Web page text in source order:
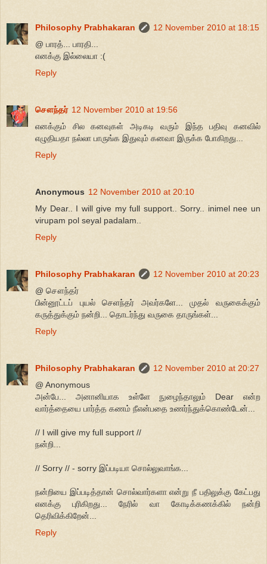
Philosophy Prabhakaran
12 November 2010 at 18:15
@ பாரத்... பாரதி...
எனக்கு இல்லையா :(
Reply
சௌந்தர் 12 November 2010 at 19:56
எனக்கும் சில கனவுகள் அடிகடி வரும் இந்த பதிவு கனவில்
எழுதியதா நல்லா பாருங்க இதுவும் கனவா இருக்க போகிறது...
Reply
Anonymous 12 November 2010 at 20:10
My Dear.. I will give my full support.. Sorry.. inimel nee un
virupam pol seyal padalam..
Reply
Philosophy Prabhakaran
12 November 2010 at 20:23
@ சௌந்தர்
பின்னூட்டப் புயல் செளந்தர் அவர்களே... முதல் வருகைக்கும்
கருத்துக்கும் நன்றி... தொடர்ந்து வருகை தாருங்கள்...
Reply
Philosophy Prabhakaran
12 November 2010 at 20:27
@ Anonymous
அன்பே... அனானியாக உள்ளே நுழைந்தாலும் Dear என்ற
வார்த்தையை பார்த்த கணம் நீஎன்பதை உணர்ந்துக்கொண்டேன்...
// I will give my full support //
நன்றி...
// Sorry // - sorry இப்படியா சொல்லுவாங்க...
நன்றியை இப்படித்தான் சொல்வார்களா என்று நீ பதிலுக்கு கேட்பது
எனக்கு புரிகிறது... நேரில் வா கோடிக்கணக்கில் நன்றி
தெரிவிக்கிறேன்...
Reply